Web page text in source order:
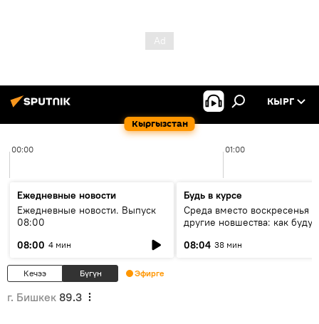
Кыргызстан
КЫРГ
00:00 01:00
Ежедневные новости
Ежедневные новости. Выпуск
08:00
08:00 4 мин
Будь в курсе
Среда вместо воскресенья и
другие новшества: как будут
08:04 38 мин
Кечээ Бүгүн Эфирге
г. Бишкек 89.3